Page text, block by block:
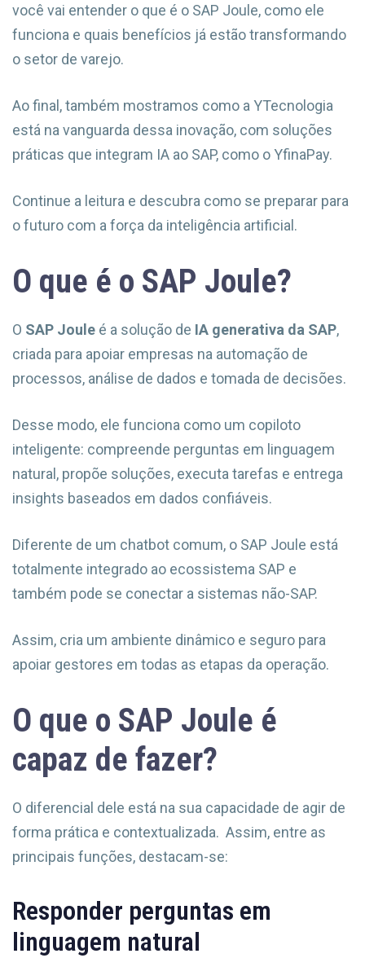
você vai entender o que é o SAP Joule, como ele
funciona e quais benefícios já estão transformando
o setor de varejo.
Ao final, também mostramos como a YTecnologia
está na vanguarda dessa inovação, com soluções
práticas que integram IA ao SAP, como o YfinaPay.
Continue a leitura e descubra como se preparar para
o futuro com a força da inteligência artificial.
O que é o SAP Joule?
O SAP Joule é a solução de IA generativa da SAP,
criada para apoiar empresas na automação de
processos, análise de dados e tomada de decisões.
Desse modo, ele funciona como um copiloto
inteligente: compreende perguntas em linguagem
natural, propõe soluções, executa tarefas e entrega
insights baseados em dados confiáveis.
Diferente de um chatbot comum, o SAP Joule está
totalmente integrado ao ecossistema SAP e
também pode se conectar a sistemas não-SAP.
Assim, cria um ambiente dinâmico e seguro para
apoiar gestores em todas as etapas da operação.
O que o SAP Joule é
capaz de fazer?
O diferencial dele está na sua capacidade de agir de
forma prática e contextualizada. Assim, entre as
principais funções, destacam-se:
Responder perguntas em
linguagem natural